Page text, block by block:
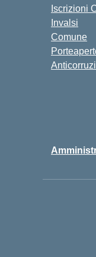
Iscrizioni
Invalsi
Comune